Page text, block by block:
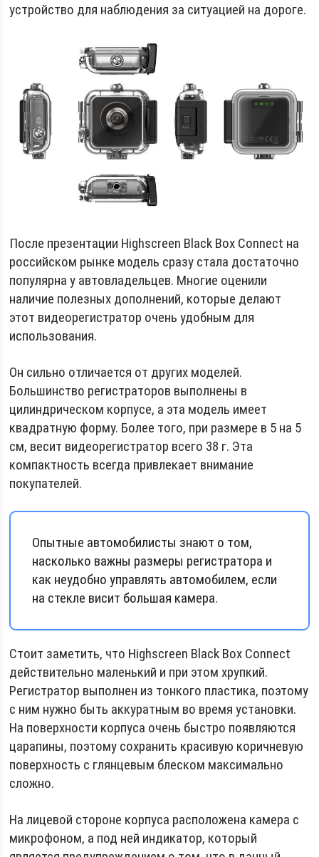
устройство для наблюдения за ситуацией на дороге.
После презентации Highscreen Black Box Connect на
российском рынке модель сразу стала достаточно
популярна у автовладельцев. Многие оценили
наличие полезных дополнений, которые делают
этот видеорегистратор очень удобным для
использования.
Он сильно отличается от других моделей.
Большинство регистраторов выполнены в
цилиндрическом корпусе, а эта модель имеет
квадратную форму. Более того, при размере в 5 на 5
см, весит видеорегистратор всего 38 г. Эта
компактность всегда привлекает внимание
покупателей.
Опытные автомобилисты знают о том,
насколько важны размеры регистратора и
как неудобно управлять автомобилем, если
на стекле висит большая камера.
Стоит заметить, что Highscreen Black Box Connect
действительно маленький и при этом хрупкий.
Регистратор выполнен из тонкого пластика, поэтому
с ним нужно быть аккуратным во время установки.
На поверхности корпуса очень быстро появляются
царапины, поэтому сохранить красивую коричневую
поверхность с глянцевым блеском максимально
сложно.
На лицевой стороне корпуса расположена камера с
микрофоном, а под ней индикатор, который